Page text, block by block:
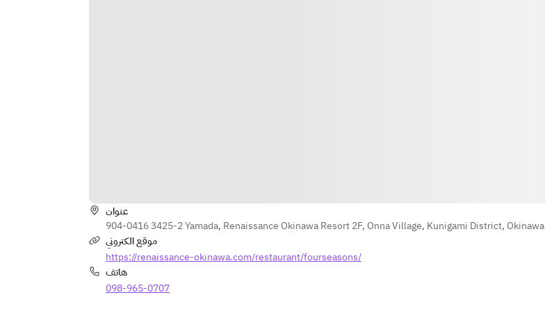
عنوان
904-0416 3425-2 Yamada, Renaissance Okinawa Resort 2F, Onna Village, Kunigami District, Okinawa
موقع الكتروني
https://renaissance-okinawa.com/restaurant/fourseasons/
هاتف
098-965-0707